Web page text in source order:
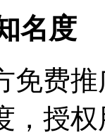
名度
免费
，授